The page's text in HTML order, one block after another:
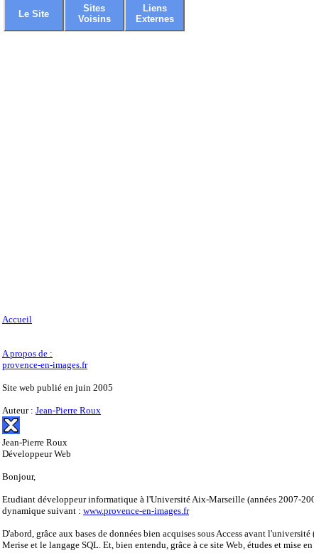
Le Site
Sites
Voisins
Liens
Externes
Accueil
A propos de :
provence-en-images.fr
Site web publié en juin 2005
Auteur : Jean-Pierre Roux
Jean-Pierre Roux
Développeur Web
Bonjour,
Etudiant développeur informatique à l'Université Aix-Marseille (années 2007-
dynamique suivant : www.provence-en-images.fr
D'abord, grâce aux bases de données bien acquises sous Access avant
Merise et le langage SQL. Et, bien entendu, grâce à ce site Web, études et